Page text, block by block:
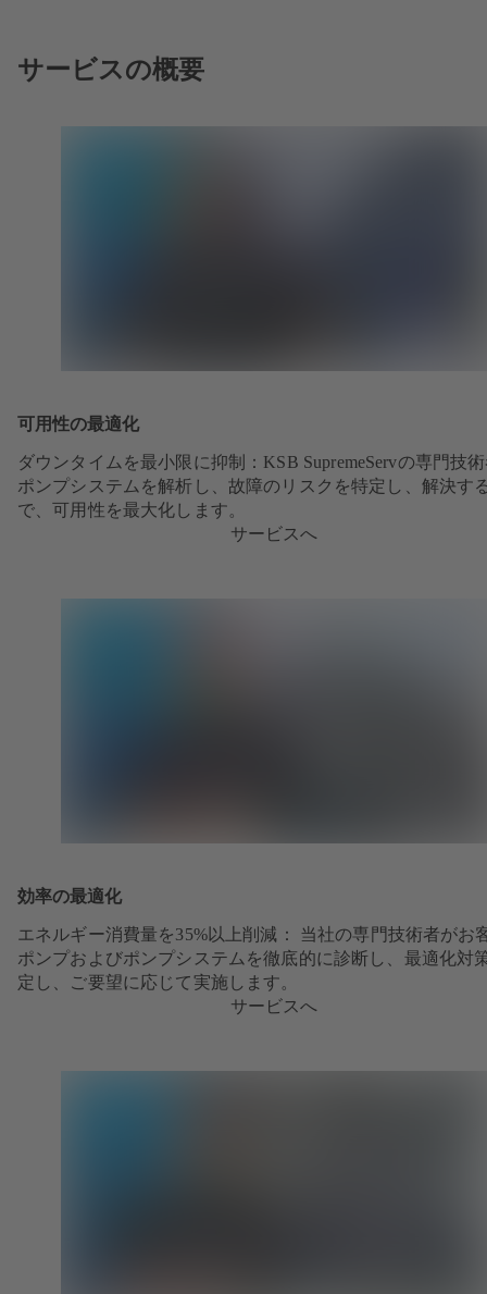
サービスの概要
可用性の最適化
ダウンタイムを最小限に抑制：KSB SupremeServの専門技
ポンプシステムを解析し、故障のリスクを特定し、解決す
で、可用性を最大化します。
サービスへ
効率の最適化
エネルギー消費量を35%以上削減： 当社の専門技術者がお
ポンプおよびポンプシステムを徹底的に診断し、最適化対
定し、ご要望に応じて実施します。
サービスへ